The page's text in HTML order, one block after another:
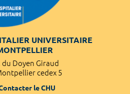
UNIVERSITAIRE
du Doyen Giraud
cedex 5
le CHU